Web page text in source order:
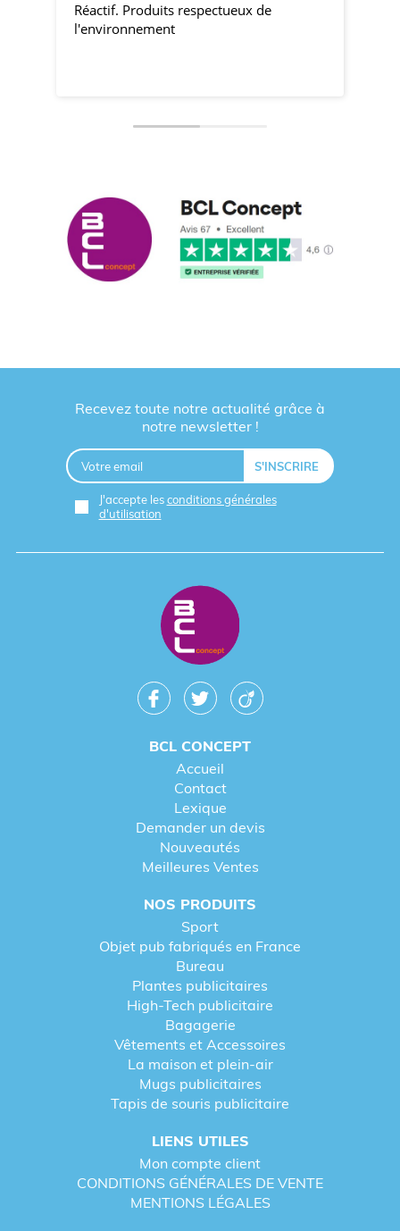
Réactif. Produits respectueux de
l'environnement
Recevez toute notre actualité grâce à
notre newsletter !
J'accepte lesconditions générales
d'utilisation
BCL CONCEPT
Accueil
Contact
Lexique
Demander un devis
Nouveautés
Meilleures Ventes
NOS PRODUITS
Sport
Objet pub fabriqués en France
Bureau
Plantes publicitaires
High-Tech publicitaire
Bagagerie
Vêtements et Accessoires
La maison et plein-air
Mugs publicitaires
Tapis de souris publicitaire
LIENS UTILES
Mon compte client
CONDITIONS GÉNÉRALES DE VENTE
MENTIONS LÉGALES